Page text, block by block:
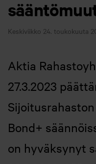
Keskiviikko 24. toukokuuta
Aktia
27.3.2023
Bond+
on hyväksynyt